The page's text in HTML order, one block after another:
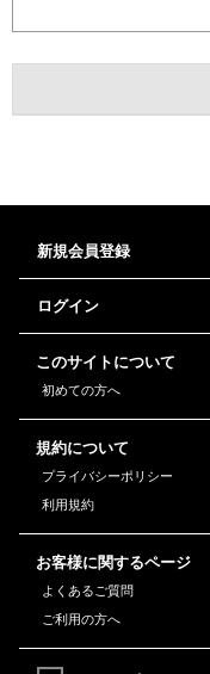
新規会員登録
ログイン
このサイトについて
初めての方へ
規約について
プライバシーポリシー
利用規約
お客様に関するページ
よくあるご質問
ご利用の方へ